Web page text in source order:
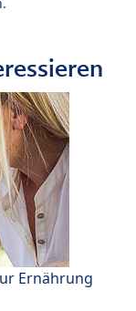
Ernährung